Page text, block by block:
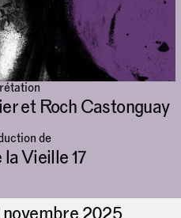
et Roch Castonguay
de
Vieille 17
2025